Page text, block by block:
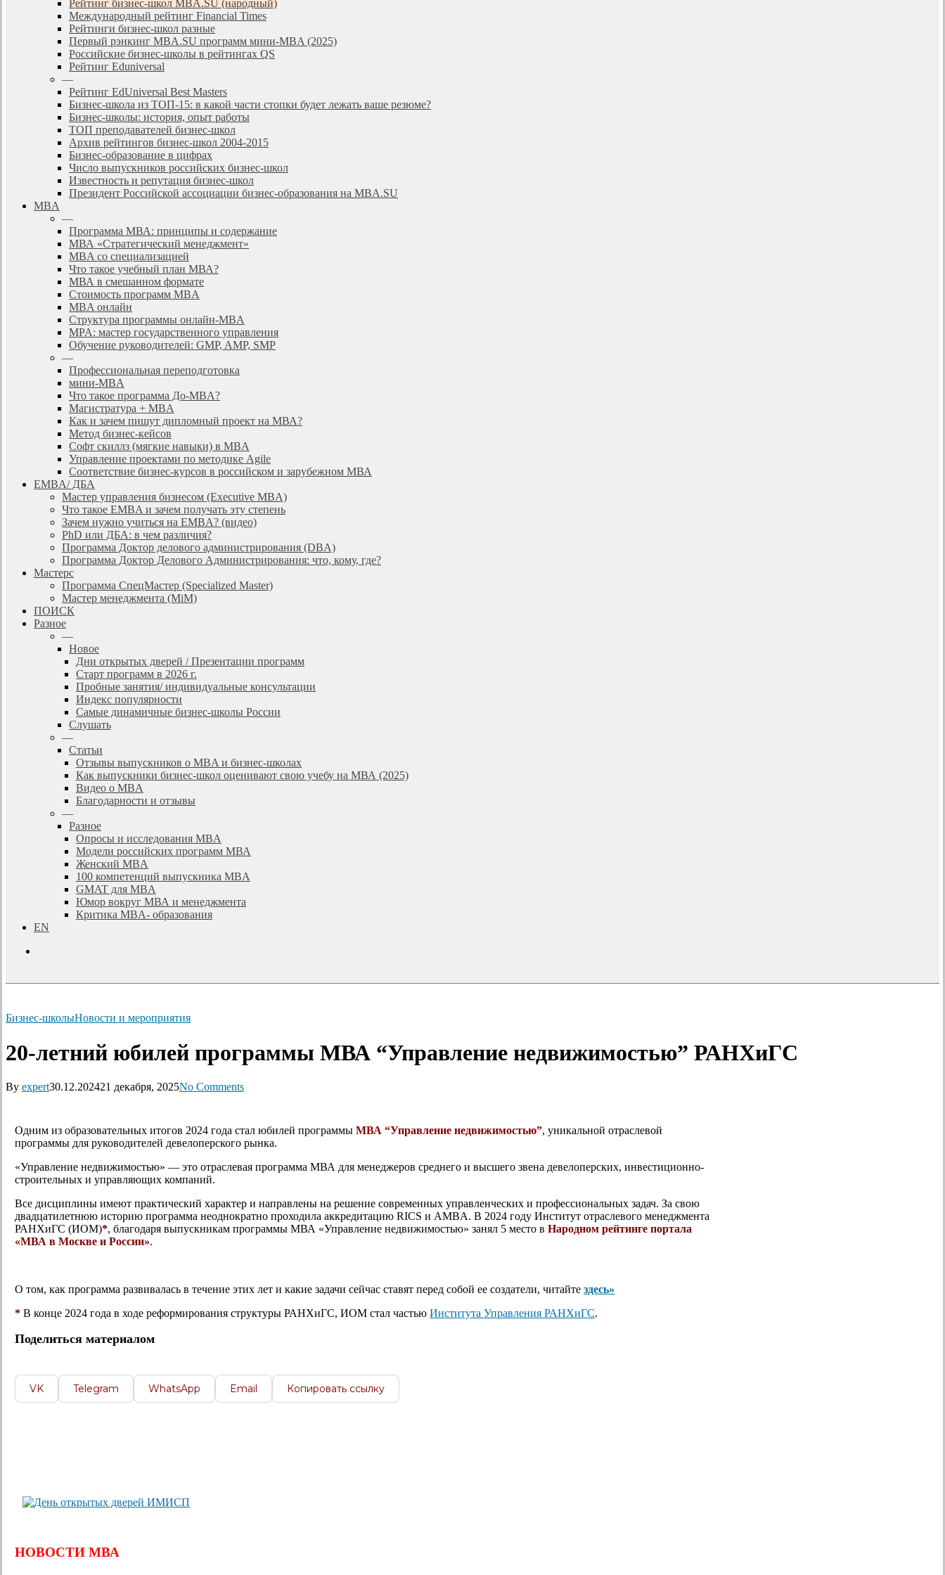
Рейтинг бизнес-школ MBA.SU (народный)
Международный рейтинг Financial Times
Рейтинги бизнес-школ разные
Первый рэнкинг MBA.SU программ мини-MBA (2025)
Российские бизнес-школы в рейтингах QS
Рейтинг Eduniversal
—
Рейтинг EdUniversal Best Masters
Бизнес-школа из ТОП-15: в какой части стопки будет лежать ваше резюме?
Бизнес-школы: история, опыт работы
ТОП преподавателей бизнес-школ
Архив рейтингов бизнес-школ 2004-2015
Бизнес-образование в цифрах
Число выпускников российских бизнес-школ
Известность и репутация бизнес-школ
Президент Российской ассоциации бизнес-образования на MBA.SU
MBA
—
Программа МВА: принципы и содержание
МВА «Cтратегический менеджмент»
MBA со специализацией
Что такое учебный план МВА?
МВА в смешанном формате
Стоимость программ MBA
MBA онлайн
Cтруктура программы онлайн-MBA
MPA: мастер государственного управления
Обучение руководителей: GMP, AMP, SMP
—
Профессиональная переподготовка
мини-MBA
Что такое программа До-MBA?
Магистратура + MBA
Как и зачем пишут дипломный проект на МВА?
Метод бизнес-кейсов
Софт скиллз (мягкие навыки) в MBA
Управление проектами по методике Agile
Соответствие бизнес-курсов в российском и зарубежном МВА
EMBA/ ДБA
Мастер управления бизнесом (Executive MBA)
Что такое EMBA и зачем получать эту степень
Зачем нужно учиться на EMBA? (видео)
PhD или ДБА: в чем различия?
Программа Доктор делового администрирования (DBА)
Программа Доктор Делового Администрирования: что, кому, где?
Мастерс
Программа СпецМастер (Specialized Master)
Мастер менеджмента (MiM)
ПОИСК
Разное
—
Новое
Дни открытых дверей / Презентации программ
Старт программ в 2026 г.
Пробные занятия/ индивидуальные консультации
Индекс популярности
Самые динамичные бизнес-школы России
Слушать
—
Статьи
Отзывы выпускников о MBA и бизнес-школах
Как выпускники бизнес-школ оценивают свою учебу на МВА (2025)
Видео о MBA
Благодарности и отзывы
—
Разное
Опросы и исследования MBA
Модели российских программ МВА
Женский MBA
100 компетенций выпускника MBA
GMAT для MBA
Юмор вокруг МВА и менеджмента
Критика MBA- образования
EN
Бизнес-школыНовости и мероприятия
20-летний юбилей программы МВА “Управление недвижимостью” РАНХиГС
By expert30.12.202421 декабря, 2025No Comments
Одним из образовательных итогов 2024 года стал юбилей программыМВА “Управление недвижимостью”, уникальной отраслевой
программы для руководителей девелоперского рынка.
«Управление недвижимостью» — это отраслевая программа МВА для менеджеров среднего и высшего звена девелоперских, инвестиционно-
строительных и управляющих компаний.
Все дисциплины имеют практический характер и направлены на решение современных управленческих и профессиональных задач. За свою
двадцатилетнюю историю программа неоднократно проходила аккредитацию RICS и AMBA. В 2024 году Институт отраслевого менеджмента
РАНХиГС (ИОМ)*, благодаря выпускникам программы МВА «Управление недвижимостью» занял 5 место вНародном рейтинге портала
«МВА в Москве и России».
О том, как программа развивалась в течение этих лет и какие задачи сейчас ставят перед собой ее создатели, читайтездесь»
* В конце 2024 года в ходе реформирования структуры РАНХиГС, ИОМ стал частьюИнститута Управления РАНХиГС.
Поделиться материалом
VK Telegram WhatsApp Email Копировать ссылку
НОВОСТИ МВА